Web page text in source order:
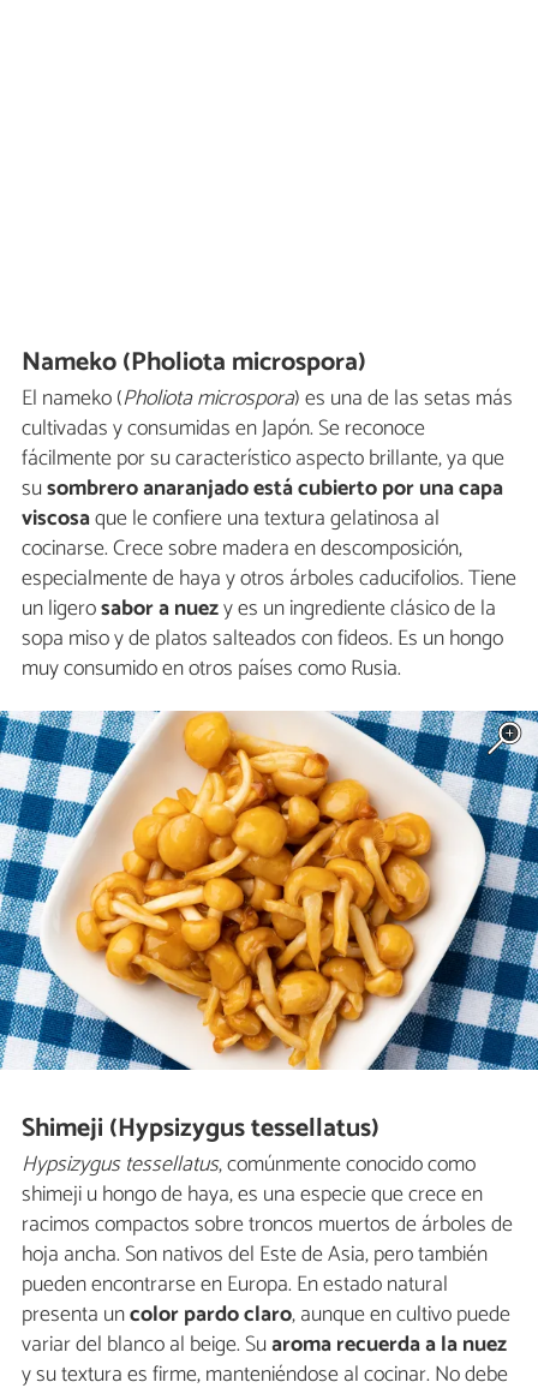
Nameko (Pholiota microspora)
El nameko (Pholiota microspora) es una de las setas más
cultivadas y consumidas en Japón. Se reconoce
fácilmente por su característico aspecto brillante, ya que
susombrero anaranjado está cubierto por una capa
viscosaque le confiere una textura gelatinosa al
cocinarse. Crece sobre madera en descomposición,
especialmente de haya y otros árboles caducifolios. Tiene
un ligerosabor a nuezy es un ingrediente clásico de la
sopa miso y de platos salteados con fideos. Es un hongo
muy consumido en otros países como Rusia.
Shimeji (Hypsizygus tessellatus)
Hypsizygus tessellatus, comúnmente conocido como
shimeji u hongo de haya, es una especie que crece en
racimos compactos sobre troncos muertos de árboles de
hoja ancha. Son nativos del Este de Asia, pero también
pueden encontrarse en Europa. En estado natural
presenta uncolor pardo claro, aunque en cultivo puede
variar del blanco al beige. Suaroma recuerda a la nuez
y su textura es firme, manteniéndose al cocinar. No debe